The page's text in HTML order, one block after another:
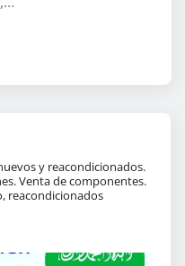
y reacondicionados.
Venta de componentes.
reacondicionados